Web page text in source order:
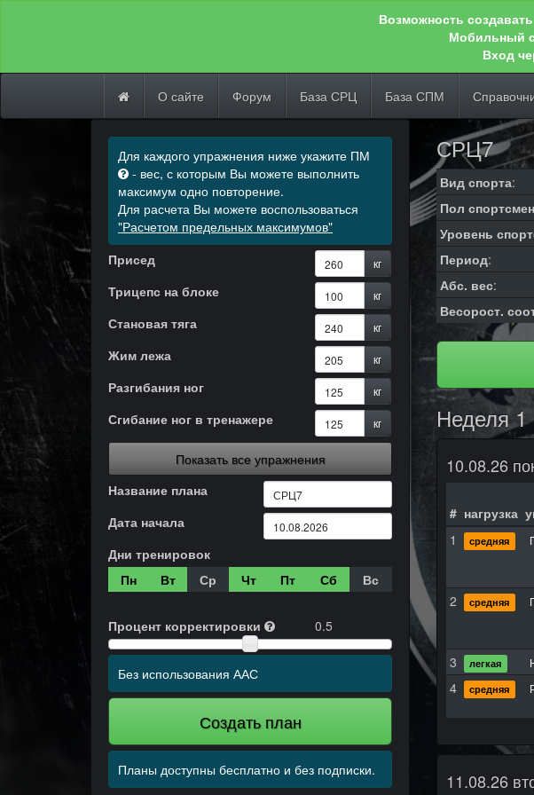
Возможность
Мобильный
Вход
О сайте Форум База СРЦ База СПМ
Для каждого упражнения ниже укажите ПМ
- вес, с которым Вы можете выполнить
максимум одно повторение.
Для расчета Вы можете воспользоваться
"Расчетом предельных максимумов"
Присед
кг
Трицепс на блоке кг
Становая тяга кг
Жим лежа кг
Разгибания ног кг
Сгибание ног в тренажере кг
Показать все упражнения
Название плана
Дата начала
Дни тренировок
Пн
Вт Ср Чт Пт Сб Вс
Процент корректировки 0.5
Без использования ААС
Создать план
Планы доступны бесплатно и без подписки.
СРЦ7
Вид спорта:
Пол
Уровень
Период:
Абс. вес:
Весорост.
Неделя 1
10.08.26
# нагрузка
1 средняя
2
средняя
3
легкая
4
средняя
11.08.26